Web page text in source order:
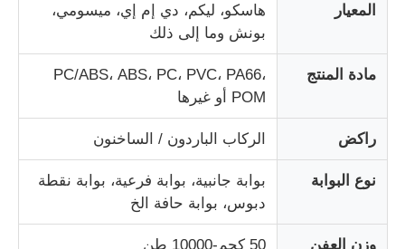
منزل
المنتجات
عرض الواقع الافتراضي
المعيار
هاسكو، ليكم، دي إم إي، ميسومي،
بونش وما إلى ذلك
مادة المنتج
PC/ABS، ABS، PC، PVC، PA66،
POM أو غيرها
راكض الركاب الباردون / الساخنون
نوع البوابة
بوابة جانبية، بوابة فرعية، بوابة نقطة
دبوس، بوابة حافة الخ
وزن العفن 50 كجم-10000 طن